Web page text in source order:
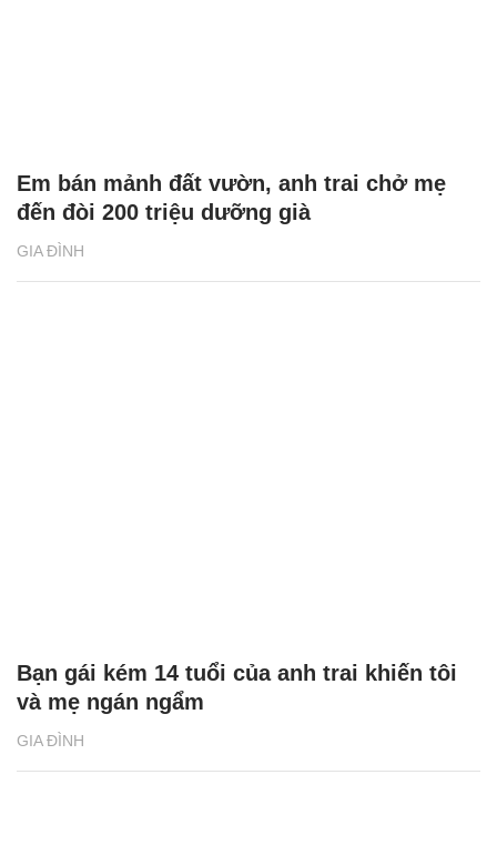
GIA ĐÌNH
Em bán mảnh đất vườn, anh trai chở mẹ
đến đòi 200 triệu dưỡng già
GIA ĐÌNH
Bạn gái kém 14 tuổi của anh trai khiến tôi
và mẹ ngán ngẩm